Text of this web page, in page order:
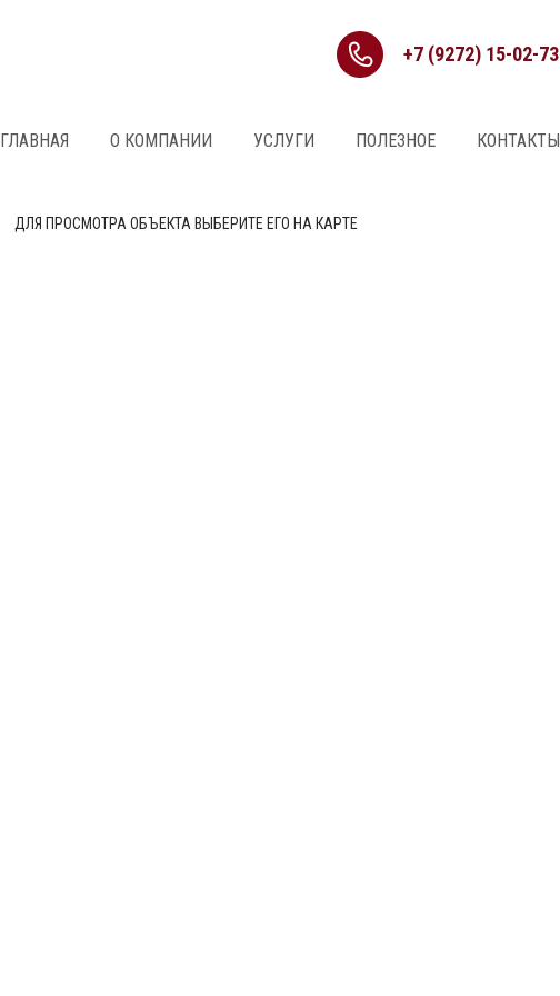
+7 (9272) 15-02-73
ГЛАВНАЯ О КОМПАНИИ УСЛУГИ ПОЛЕЗНОЕ КОНТАКТЫ
ДЛЯ ПРОСМОТРА ОБЪЕКТА ВЫБЕРИТЕ ЕГО НА КАРТЕ